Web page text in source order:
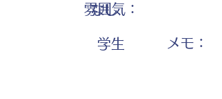
なし
雰囲気：
学生 ​メモ：